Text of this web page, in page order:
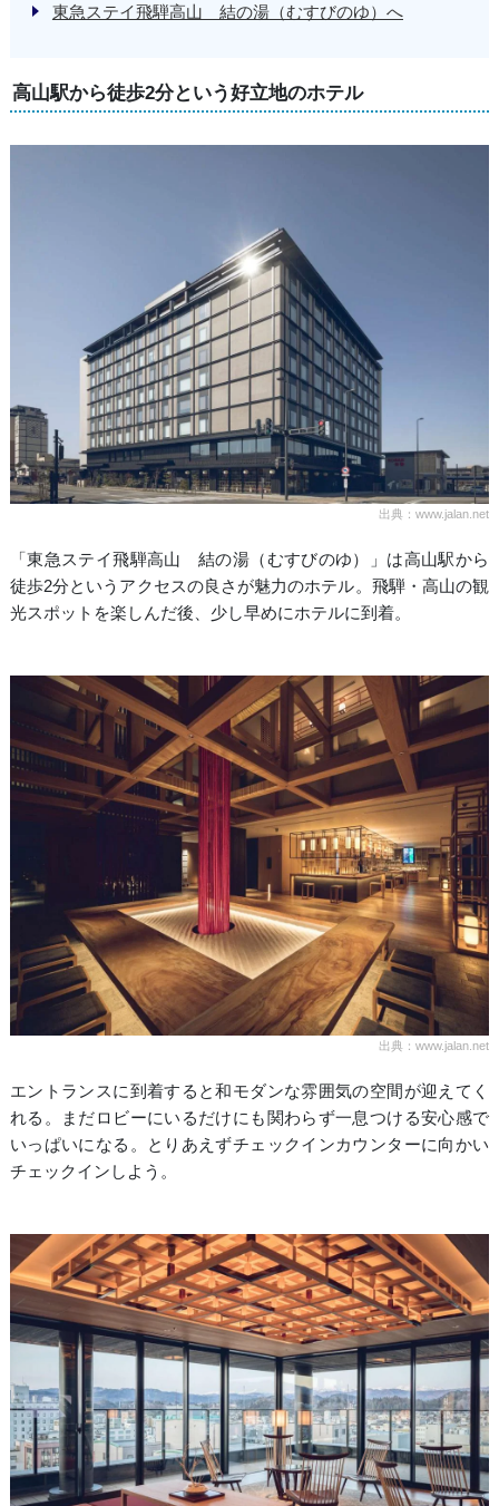
東急ステイ飛騨高山 結の湯（むすびのゆ）へ
高山駅から徒歩2分という好立地のホテル
出典：www.jalan.net
「東急ステイ飛騨高山 結の湯（むすびのゆ）」は高山駅から
徒歩2分というアクセスの良さが魅力のホテル。飛騨・高山の観
光スポットを楽しんだ後、少し早めにホテルに到着。
出典：www.jalan.net
エントランスに到着すると和モダンな雰囲気の空間が迎えてく
れる。まだロビーにいるだけにも関わらず一息つける安心感で
いっぱいになる。とりあえずチェックインカウンターに向かい
チェックインしよう。